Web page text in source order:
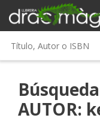
AUTOR: